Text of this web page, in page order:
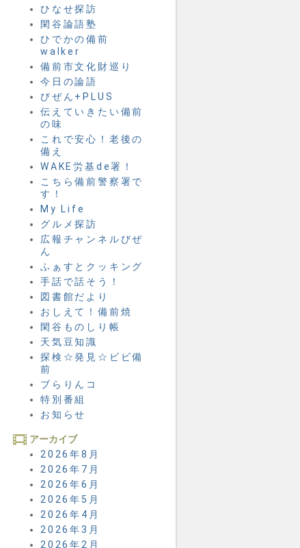
ひなせ探訪
閑谷論語塾
ひでかの備前
walker
備前市文化財巡り
今日の論語
びぜん+PLUS
伝えていきたい備前
の味
これで安心！老後の
備え
WAKE労基de署！
こちら備前警察署で
す！
My Life
グルメ探訪
広報チャンネルびぜ
ん
ふぁすとクッキング
手話で話そう！
図書館だより
おしえて！備前焼
閑谷ものしり帳
天気豆知識
探検☆発見☆ビビ備
前
ブらりんコ
特別番組
お知らせ
アーカイブ
2026年8月
2026年7月
2026年6月
2026年5月
2026年4月
2026年3月
2026年2月